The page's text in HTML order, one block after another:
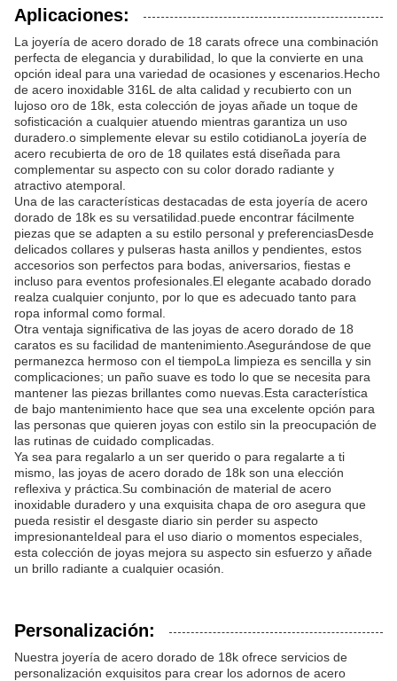
Aplicaciones:
La joyería de acero dorado de 18 carats ofrece una combinación
perfecta de elegancia y durabilidad, lo que la convierte en una
opción ideal para una variedad de ocasiones y escenarios.Hecho
de acero inoxidable 316L de alta calidad y recubierto con un
lujoso oro de 18k, esta colección de joyas añade un toque de
sofisticación a cualquier atuendo mientras garantiza un uso
duradero.o simplemente elevar su estilo cotidianoLa joyería de
acero recubierta de oro de 18 quilates está diseñada para
complementar su aspecto con su color dorado radiante y
atractivo atemporal.
Una de las características destacadas de esta joyería de acero
dorado de 18k es su versatilidad.puede encontrar fácilmente
piezas que se adapten a su estilo personal y preferenciasDesde
delicados collares y pulseras hasta anillos y pendientes, estos
accesorios son perfectos para bodas, aniversarios, fiestas e
incluso para eventos profesionales.El elegante acabado dorado
realza cualquier conjunto, por lo que es adecuado tanto para
ropa informal como formal.
Otra ventaja significativa de las joyas de acero dorado de 18
caratos es su facilidad de mantenimiento.Asegurándose de que
permanezca hermoso con el tiempoLa limpieza es sencilla y sin
complicaciones; un paño suave es todo lo que se necesita para
mantener las piezas brillantes como nuevas.Esta característica
de bajo mantenimiento hace que sea una excelente opción para
las personas que quieren joyas con estilo sin la preocupación de
las rutinas de cuidado complicadas.
Ya sea para regalarlo a un ser querido o para regalarte a ti
mismo, las joyas de acero dorado de 18k son una elección
reflexiva y práctica.Su combinación de material de acero
inoxidable duradero y una exquisita chapa de oro asegura que
pueda resistir el desgaste diario sin perder su aspecto
impresionanteIdeal para el uso diario o momentos especiales,
esta colección de joyas mejora su aspecto sin esfuerzo y añade
un brillo radiante a cualquier ocasión.
Personalización:
Nuestra joyería de acero dorado de 18k ofrece servicios de
personalización exquisitos para crear los adornos de acero